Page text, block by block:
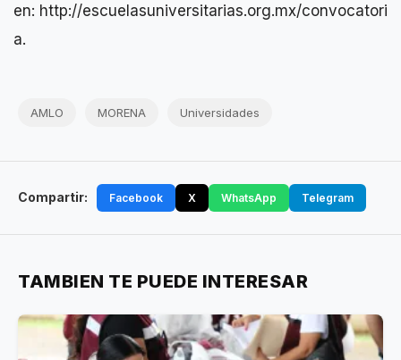
en: http://escuelasuniversitarias.org.mx/convocatori
a.
AMLO MORENA Universidades
Compartir: Facebook X WhatsApp Telegram
TAMBIEN TE PUEDE INTERESAR